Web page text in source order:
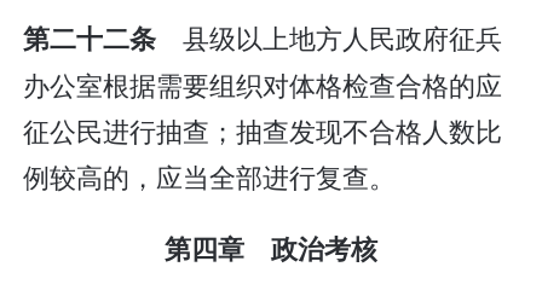
第二十二条 县级以上地方人民政府征兵
办公室根据需要组织对体格检查合格的应
征公民进行抽查；抽查发现不合格人数比
例较高的，应当全部进行复查。
第四章 政治考核